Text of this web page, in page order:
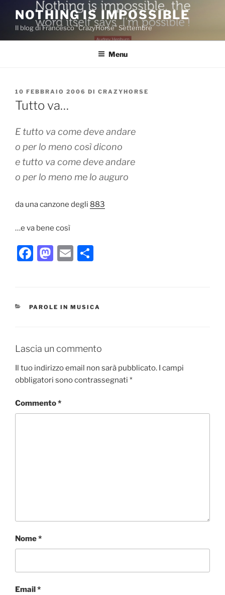
contenuto
NOTHING IS IMPOSSIBLE
Il blog di Francesco "CrazyHorse" Settembre
Menu
PUBBLICATO
IL
10 FEBBRAIO 2006 DI CRAZYHORSE
Tutto va…
E tutto va come deve andare
o per lo meno così dicono
e tutto va come deve andare
o per lo meno me lo auguro
da una canzone degli 883
…e va bene così
F
e
o
k
M
o
n
E
l
di
CATEGORIE
PAROLE IN MUSICA
Lascia un commento
Il tuo indirizzo email non sarà pubblicato. I campi
obbligatori sono contrassegnati *
Commento*
Nome*
Email*